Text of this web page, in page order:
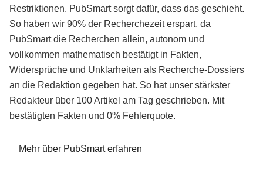
Restriktionen. PubSmart sorgt dafür, dass das geschieht.
So haben wir 90% der Recherchezeit erspart, da
PubSmart die Recherchen allein, autonom und
vollkommen mathematisch bestätigt in Fakten,
Widersprüche und Unklarheiten als Recherche-Dossiers
an die Redaktion gegeben hat. So hat unser stärkster
Redakteur über 100 Artikel am Tag geschrieben. Mit
bestätigten Fakten und 0% Fehlerquote.
Mehr über PubSmart erfahren